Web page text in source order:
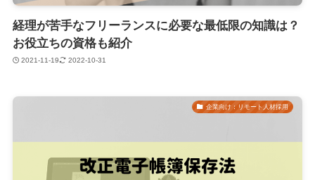
経理が苦手なフリーランスに必要な最低限の知識は？
お役立ちの資格も紹介
2021-11-19 2022-10-31
企業向け：リモート人材採用